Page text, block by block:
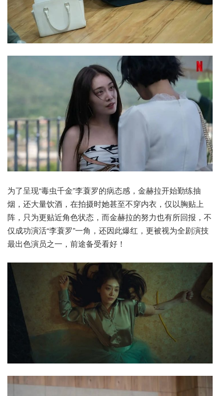
为了呈现“毒虫千金”李蓑罗的病态感，金赫拉开始勤练抽
烟，还大量饮酒，在拍摄时她甚至不穿内衣，仅以胸贴上
阵，只为更贴近角色状态，而金赫拉的努力也有所回报，不
仅成功演活“李蓑罗”一角，还因此爆红，更被视为全剧演技
最出色演员之一，前途备受看好！